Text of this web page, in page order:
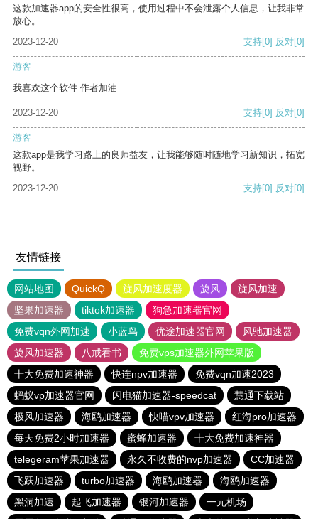
这款加速器app的安全性很高，使用过程中不会泄露个人信息，让我非常
放心。
2023-12-20
支持[0] 反对[0]
游客
我喜欢这个软件 作者加油
2023-12-20 支持[0] 反对[0]
游客
这款app是我学习路上的良师益友，让我能够随时随地学习新知识，拓宽
视野。
2023-12-20
支持[0] 反对[0]
友情链接
网站地图 QuickQ 旋风加速度器 旋风
旋风加速
坚果加速器
tiktok加速器
狗急加速器官网
免费vqn外网加速
小蓝鸟 优途加速器官网
风驰加速器
旋风加速器
八戒看书
免费vps加速器外网苹果版
十大免费加速神器
快连npv加速器
免费vqn加速2023
蚂蚁vp加速器官网
闪电猫加速器-speedcat
慧通下载站
极风加速器
海鸥加速器 快喵vpv加速器
红海pro加速器
每天免费2小时加速器
蜜蜂加速器
十大免费加速神器
telegeram苹果加速器
永久不收费的nvp加速器
CC加速器
飞跃加速器
turbo加速器 海鸥加速器
海鸥加速器
黑洞加速
起飞加速器 银河加速器
一元机场